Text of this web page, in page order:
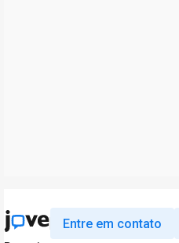
Entre em contato